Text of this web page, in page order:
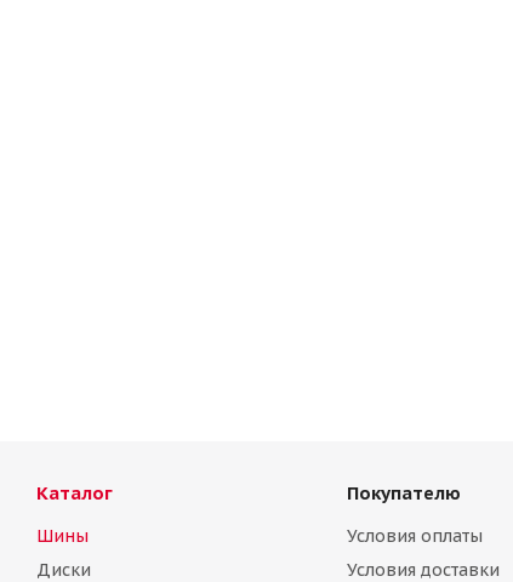
Каталог
Шины
Диски
Покупателю
Условия оплаты
Условия доставки